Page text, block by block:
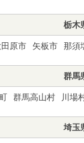
栃木
田原市 矢板市 那須
群馬
群馬高山村 川場
埼玉